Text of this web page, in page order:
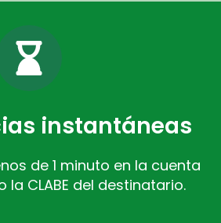
instantáneas
de 1 minuto en la cuenta
CLABE del destinatario.